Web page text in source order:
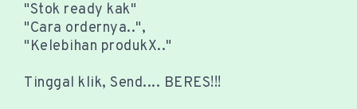
"Stok ready kak"
"Cara ordernya..",
"Kelebihan produkX.."
Tinggal klik, Send.... BERES!!!